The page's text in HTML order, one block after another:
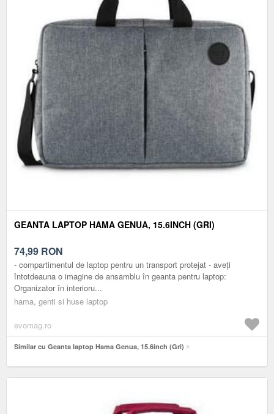
GEANTA LAPTOP HAMA GENUA, 15.6INCH (GRI)
74,99 RON
- compartimentul de laptop pentru un transport protejat - aveți
întotdeauna o imagine de ansamblu în geanta pentru laptop:
Organizator în interioru...
hama, genti si huse laptop
evomag.ro
Similar cu Geanta laptop Hama Genua, 15.6inch (Gri)